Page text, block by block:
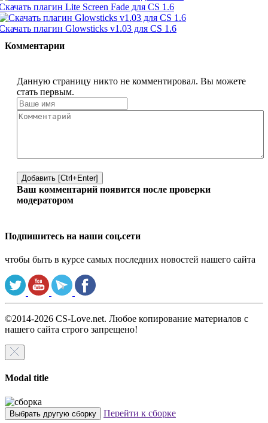
плагин Lite Screen Fade для CS 1.6
плагин Glowsticks v1.03 для CS 1.6
Комментарии
Данную страницу никто не комментировал. Вы можете
стать первым.
Добавить [Ctrl+Enter]
Ваш комментарий появится после проверки
модератором
Подпишитесь на наши соц.сети
чтобы быть в курсе самых последних новостей нашего сайта
©2014-2026 CS-Love.net. Любое копирование материалов с
нашего сайта строго запрещено!
Modal title
Выбрать другую сборку Перейти к сборке